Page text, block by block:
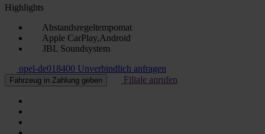
Highlights
Abstandsregeltempomat
Apple CarPlay,Android
JBL Soundsystem
opel-de018400 Unverbindlich anfragen
Fahrzeug in Zahlung geben Filiale anrufen